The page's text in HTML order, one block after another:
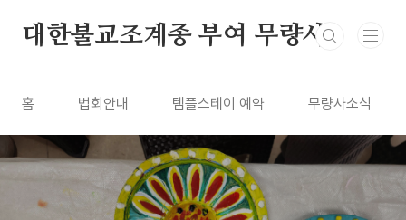
대한불교조계종 부여 무량사
홈 법회안내 템플스테이 예약 무량사소식